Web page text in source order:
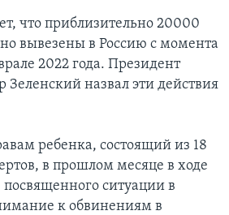
что приблизительно 20000
вывезены в Россию с момента
2022 года. Президент
назвал эти действия
ребенка, состоящий из 18
в прошлом месяце в ходе
посвященного ситуации в
к обвинениям в